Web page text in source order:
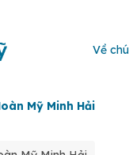
Về
Mỹ Minh Hải